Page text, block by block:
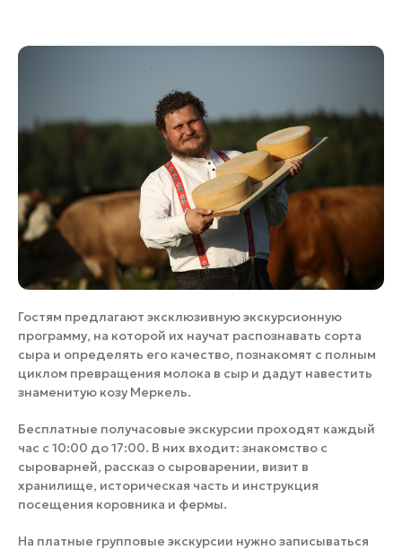
Гостям предлагают эксклюзивную экскурсионную
программу, на которой их научат распознавать сорта
сыра и определять его качество, познакомят с полным
циклом превращения молока в сыр и дадут навестить
знаменитую козу Меркель.
Бесплатные получасовые экскурсии проходят каждый
час с 10:00 до 17:00. В них входит: знакомство с
сыроварней, рассказ о сыроварении, визит в
хранилище, историческая часть и инструкция
посещения коровника и фермы.
На платные групповые экскурсии нужно записываться